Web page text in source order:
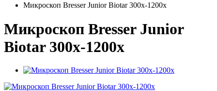
Микроскоп Bresser Junior Biotar 300x-1200x
Микроскоп Bresser Junior
Biotar 300x-1200x